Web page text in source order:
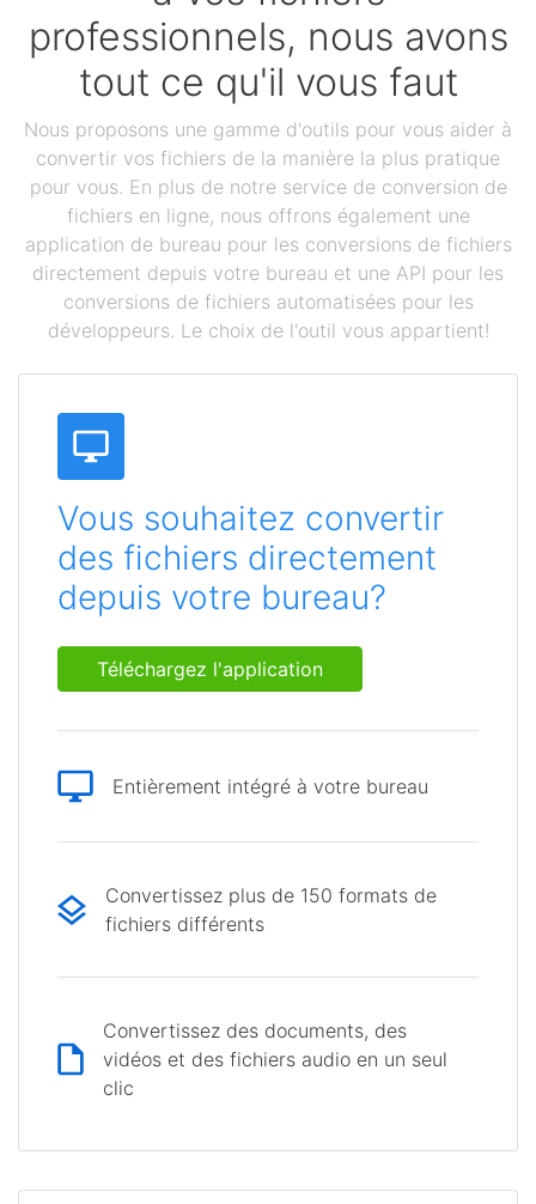
professionnels, nous avons
tout ce qu'il vous faut
Nous proposons une gamme d'outils pour vous aider à
convertir vos fichiers de la manière la plus pratique
pour vous. En plus de notre service de conversion de
fichiers en ligne, nous offrons également une
application de bureau pour les conversions de fichiers
directement depuis votre bureau et une API pour les
conversions de fichiers automatisées pour les
développeurs. Le choix de l'outil vous appartient!
Vous souhaitez convertir
des fichiers directement
depuis votre bureau?
Téléchargez l'application
Entièrement intégré à votre bureau
Convertissez plus de 150 formats de
fichiers différents
Convertissez des documents, des
vidéos et des fichiers audio en un seul
clic